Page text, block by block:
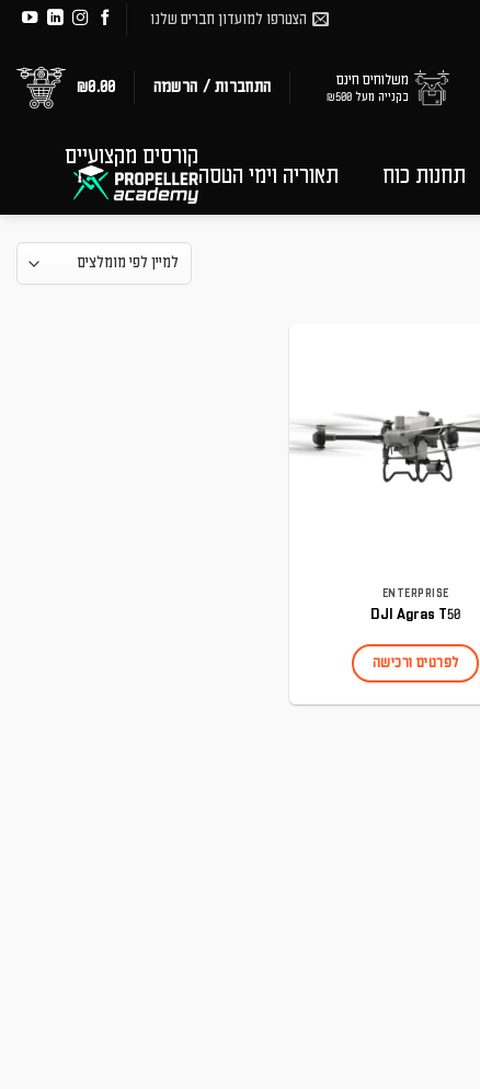
הצטרפו למועדון חברים שלנו
משלוחים חינם
בקנייה מעל ₪500
התחברות / הרשמה ₪0.00
תחנות כוח תאוריה וימי הטסה
קורסים מקצועיים
ENTERPRISE
DJI Agras T50
לפרטים ורכישה